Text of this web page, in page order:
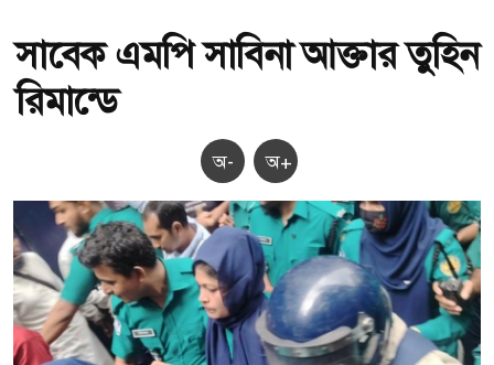
সাবেক এমপি সাবিনা আক্তার তুহিন
রিমান্ডে
অ- অ+